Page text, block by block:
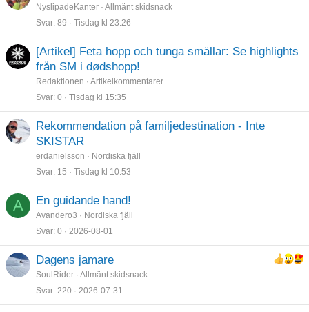
NyslipadeKanter
Allmänt skidsnack
Svar 89 Tisdag kl 23:26
[Artikel] Feta hopp och tunga smällar: Se highlights
från SM i dødshopp!
Redaktionen
Artikelkommentarer
Svar 0 Tisdag kl 15:35
Rekommendation på familjedestination - Inte
SKISTAR
erdanielsson
Nordiska fjäll
Svar 15 Tisdag kl 10:53
A En guidande hand!
Avandero3
Nordiska fjäll
Svar 0 2026-08-01
Dagens jamare
SoulRider
Allmänt skidsnack
Svar 220 2026-07-31